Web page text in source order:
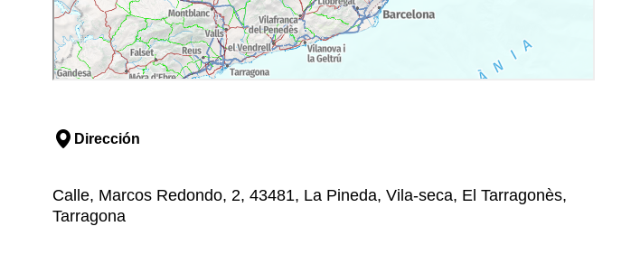
Dirección
Calle, Marcos Redondo, 2, 43481, La Pineda, Vila-seca, El Tarragonès,
Tarragona